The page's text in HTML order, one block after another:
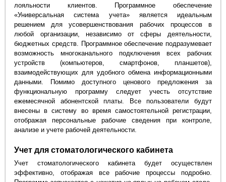
лояльности клиентов. Программное обеспечение
«Универсальная система учета» является идеальным
решением для усовершенствования рабочих процессов в
любой организации, независимо от сферы деятельности,
бюджетных средств. Программное обеспечение подразумевает
возможность многоканального подключения всех рабочих
устройств (компьютеров, смартфонов, планшетов),
взаимодействующих для удобного обмена информационными
данными. Помимо доступного ценового предложения за
функциональную программу следует учесть отсутствие
ежемесячной абонентской платы. Все пользователи будут
внесены в систему во время самостоятельной регистрации,
отображая персональные рабочие сведения при контроле,
анализе и учете рабочей деятельности.
Учет для стоматологического кабинета
Учет стоматологического кабинета будет осуществлен
эффективно, отображая все рабочие процессы подробно.